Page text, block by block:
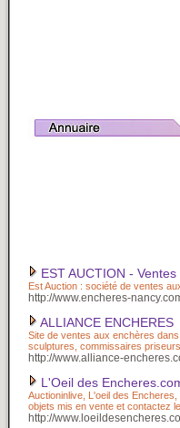
EST AUCTION -
Est Auction : société de ventes
http://www.encheres-
ALLIANCE ENCHERES
Site de ventes aux enchères
sculptures, commissaires
http://www.alliance-
L'Oeil des
Auctioninlive, L'oeil des
objets mis en vente et contactez
http://